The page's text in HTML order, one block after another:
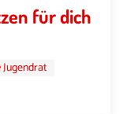
für dich
Jugendrat